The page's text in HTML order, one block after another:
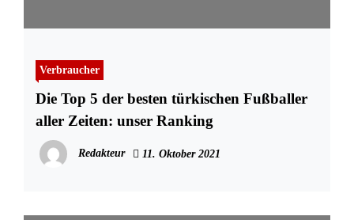
Verbraucher
Die Top 5 der besten türkischen Fußballer
aller Zeiten: unser Ranking
Redakteur 11. Oktober 2021